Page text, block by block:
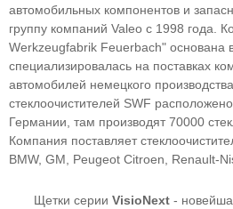
автомобильных компонентов и
группу компаний Valeo с 1998 года.
Werkzeugfabrik Feuerbach" основана
специализировалась на поставках
автомобилей немецкого
стеклоочистителей SWF
Германии, там производят 70000
Компания поставляет
BMW, GM, Peugeot Citroen, Renault-
Щетки серии VisioNext -